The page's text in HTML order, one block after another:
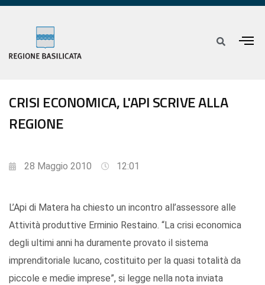
CRISI ECONOMICA, L'API SCRIVE ALLA
REGIONE
28 Maggio 2010 12:01
L’Api di Matera ha chiesto un incontro all’assessore alle
Attività produttive Erminio Restaino. “La crisi economica
degli ultimi anni ha duramente provato il sistema
imprenditoriale lucano, costituito per la quasi totalità da
piccole e medie imprese”, si legge nella nota inviata